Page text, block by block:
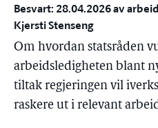
Besvart: 28.04.2026 av
Kjersti Stenseng
Om hvordan statsråden
arbeidsledigheten blant
tiltak regjeringen vil
raskere ut i relevant